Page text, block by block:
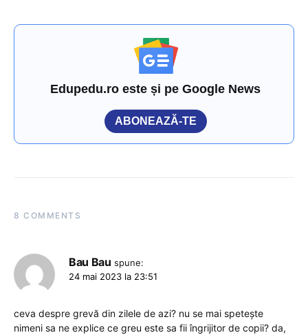
Edupedu.ro este și pe Google News
ABONEAZĂ-TE
8 COMMENTS
Bau Bau spune:
24 mai 2023 la 23:51
ceva despre grevă din zilele de azi? nu se mai spetește
nimeni sa ne explice ce greu este sa fii îngrijitor de copii? da,